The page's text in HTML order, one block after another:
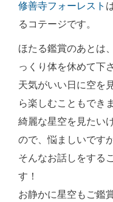
修善寺フォーレスト
るコテージです。
ほたる鑑賞のあとは
っくり体を休めて下
天気がいい日に空を
ら楽しむこともでき
綺麗な星空を見たい
ので、悩ましいです
そんなお話しをする
す！
お静かに星空もご鑑